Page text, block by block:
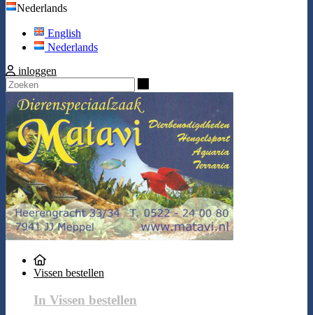
Nederlands
English
Nederlands
inloggen
Vissen bestellen
In Vissen bestellen